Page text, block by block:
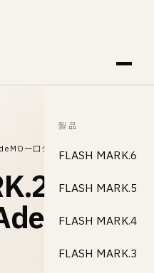
製品
FLASH MARK.6
FLASH MARK.5
FLASH MARK.4
FLASH MARK.3
一口タイプ)
一